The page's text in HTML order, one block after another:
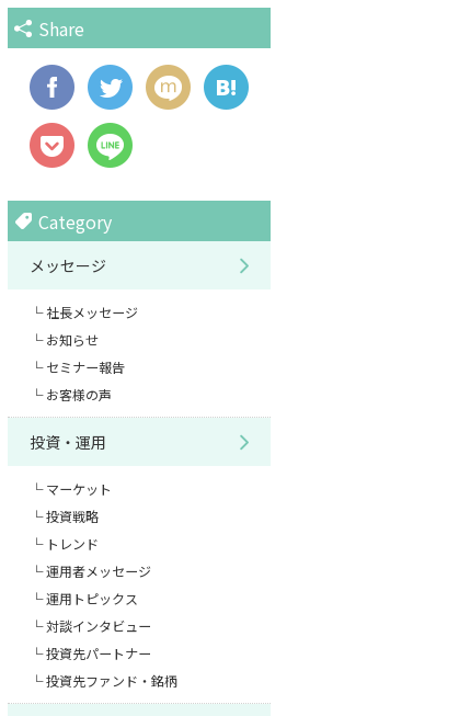
Share
Category
メッセージ
社長メッセージ
お知らせ
セミナー報告
お客様の声
投資・運用
マーケット
投資戦略
トレンド
運用者メッセージ
運用トピックス
対談インタビュー
投資先パートナー
投資先ファンド・銘柄